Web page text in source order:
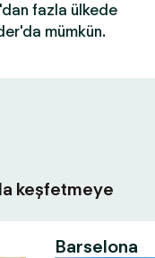
fazla ülkede
mümkün.
keşfetmeye
Barselona